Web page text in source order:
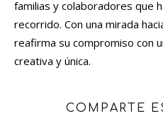
familias y colaboradores que
recorrido. Con una mirada
reafirma su compromiso con
creativa y única.
COMPARTE